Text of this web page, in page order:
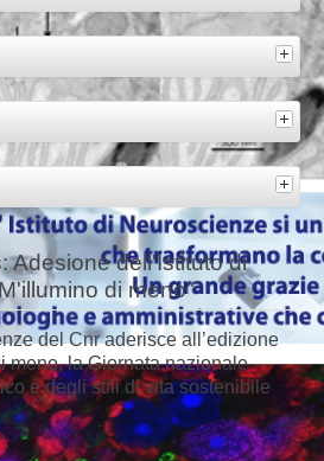
Adesione dell'Istituto di
di meno"
del Cnr aderisce all’edizione
meno, la Giornata nazionale
e degli stili di vita sostenibile